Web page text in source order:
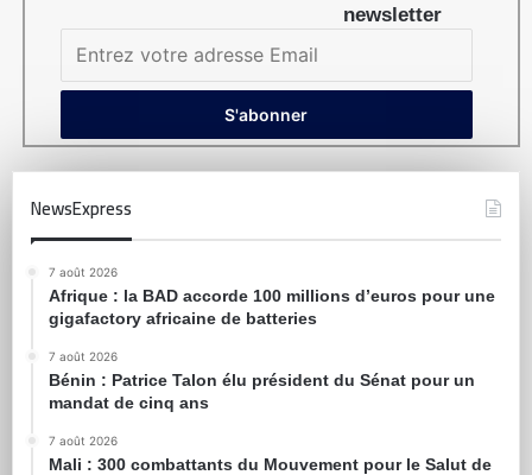
newsletter
NewsExpress
7 août 2026
Afrique : la BAD accorde 100 millions d’euros pour une
gigafactory africaine de batteries
7 août 2026
Bénin : Patrice Talon élu président du Sénat pour un
mandat de cinq ans
7 août 2026
Mali : 300 combattants du Mouvement pour le Salut de